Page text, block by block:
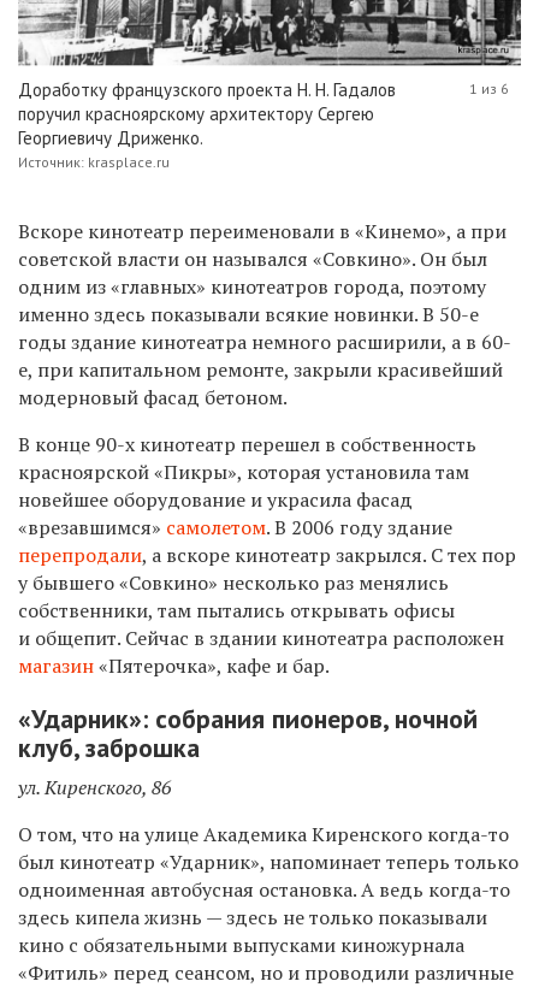
Доработку французского проекта Н. Н. Гадалов
поручил красноярскому архитектору Сергею
Георгиевичу Дриженко.
Источник: krasplace.ru
1 из 6
Вскоре кинотеатр переименовали в «Кинемо», а при
советской власти он назывался «Совкино». Он был
одним из «главных» кинотеатров города, поэтому
именно здесь показывали всякие новинки. В 50-е
годы здание кинотеатра немного расширили, а в 60-
е, при капитальном ремонте, закрыли красивейший
модерновый фасад бетоном.
В конце 90-х кинотеатр перешел в собственность
красноярской «Пикры», которая установила там
новейшее оборудование и украсила фасад
«врезавшимся» самолетом. В 2006 году здание
перепродали, а вскоре кинотеатр закрылся. С тех пор
у бывшего «Совкино» несколько раз менялись
собственники, там пытались открывать офисы
и общепит. Сейчас в здании кинотеатра расположен
магазин«Пятерочка», кафе и бар.
«Ударник»: собрания пионеров, ночной
клуб, заброшка
ул. Киренского, 86
О том, что на улице Академика Киренского когда-то
был кинотеатр «Ударник», напоминает теперь только
одноименная автобусная остановка. А ведь когда-то
здесь кипела жизнь — здесь не только показывали
кино с обязательными выпусками киножурнала
«Фитиль» перед сеансом, но и проводили различные